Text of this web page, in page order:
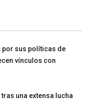
por sus políticas de
vínculos con
una extensa lucha